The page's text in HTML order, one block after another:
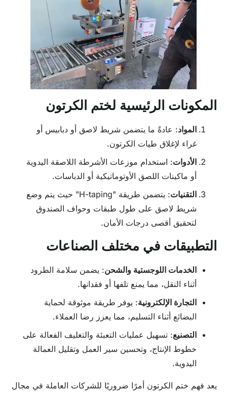
المكونات الرئيسية لختم الكرتون
المواد: عادةً ما يتضمن شريط لاصق أو دبابيس أو
غراء لإغلاق طيات الكرتون.
الأدوات: استخدام موزعات الأشرطة اللاصقة اليدوية
أو ماكينات اللصق الأوتوماتيكية أو الدباسات.
التقنيات
: يتضمن طريقة "H-taping" حيث يتم وضع
شريط لاصق على طول طبقات وحواف الصندوق
لتحقيق أقصى درجات الأمان.
التطبيقات في مختلف الصناعات
الخدمات اللوجستية والشحن: يضمن سلامة الطرود
أثناء النقل، مما يمنع تلفها أو فقدانها.
التجارة الإلكترونية: يوفر طريقة موثوقة لحماية
البضائع أثناء التسليم، مما يعزز رضا العملاء.
التصنيع: تسهيل عمليات التعبئة والتغليف الفعالة على
خطوط الإنتاج، وتحسين سير العمل وتقليل العمالة
اليدوية.
يعد فهم ختم الكرتون أمرًا ضروريًا للشركات العاملة في مجال